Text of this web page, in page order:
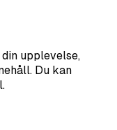
upplevelse,
Du kan